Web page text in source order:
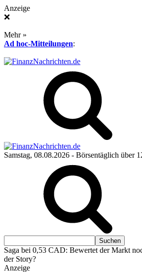
Anzeige
❌
Mehr »
Ad hoc-Mitteilungen:
Samstag, 08.08.2026 - Börsentäglich über
Saga bei 0,53 CAD: Bewertet der Markt
der Story?
Anzeige